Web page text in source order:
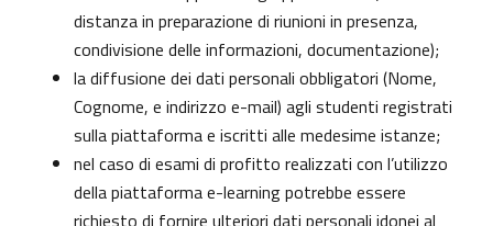
distanza in preparazione di riunioni in presenza,
condivisione delle informazioni, documentazione);
la diffusione dei dati personali obbligatori (Nome,
Cognome, e indirizzo e-mail) agli studenti registrati
sulla piattaforma e iscritti alle medesime istanze;
nel caso di esami di profitto realizzati con l’utilizzo
della piattaforma e-learning potrebbe essere
richiesto di fornire ulteriori dati personali idonei al